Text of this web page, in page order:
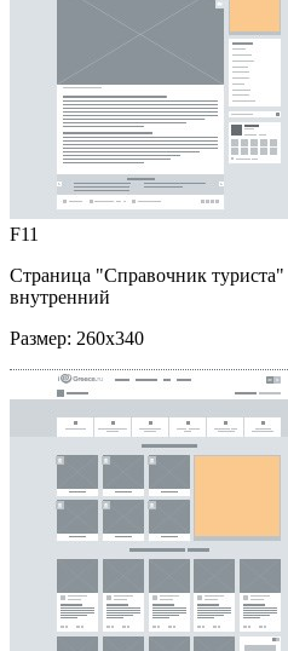
F11
Страница "Справочник туриста"
внутренний
Размер: 260x340